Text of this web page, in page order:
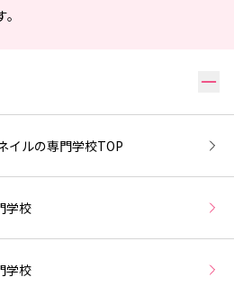
リ
イルの専門学校TOP
学校
学校